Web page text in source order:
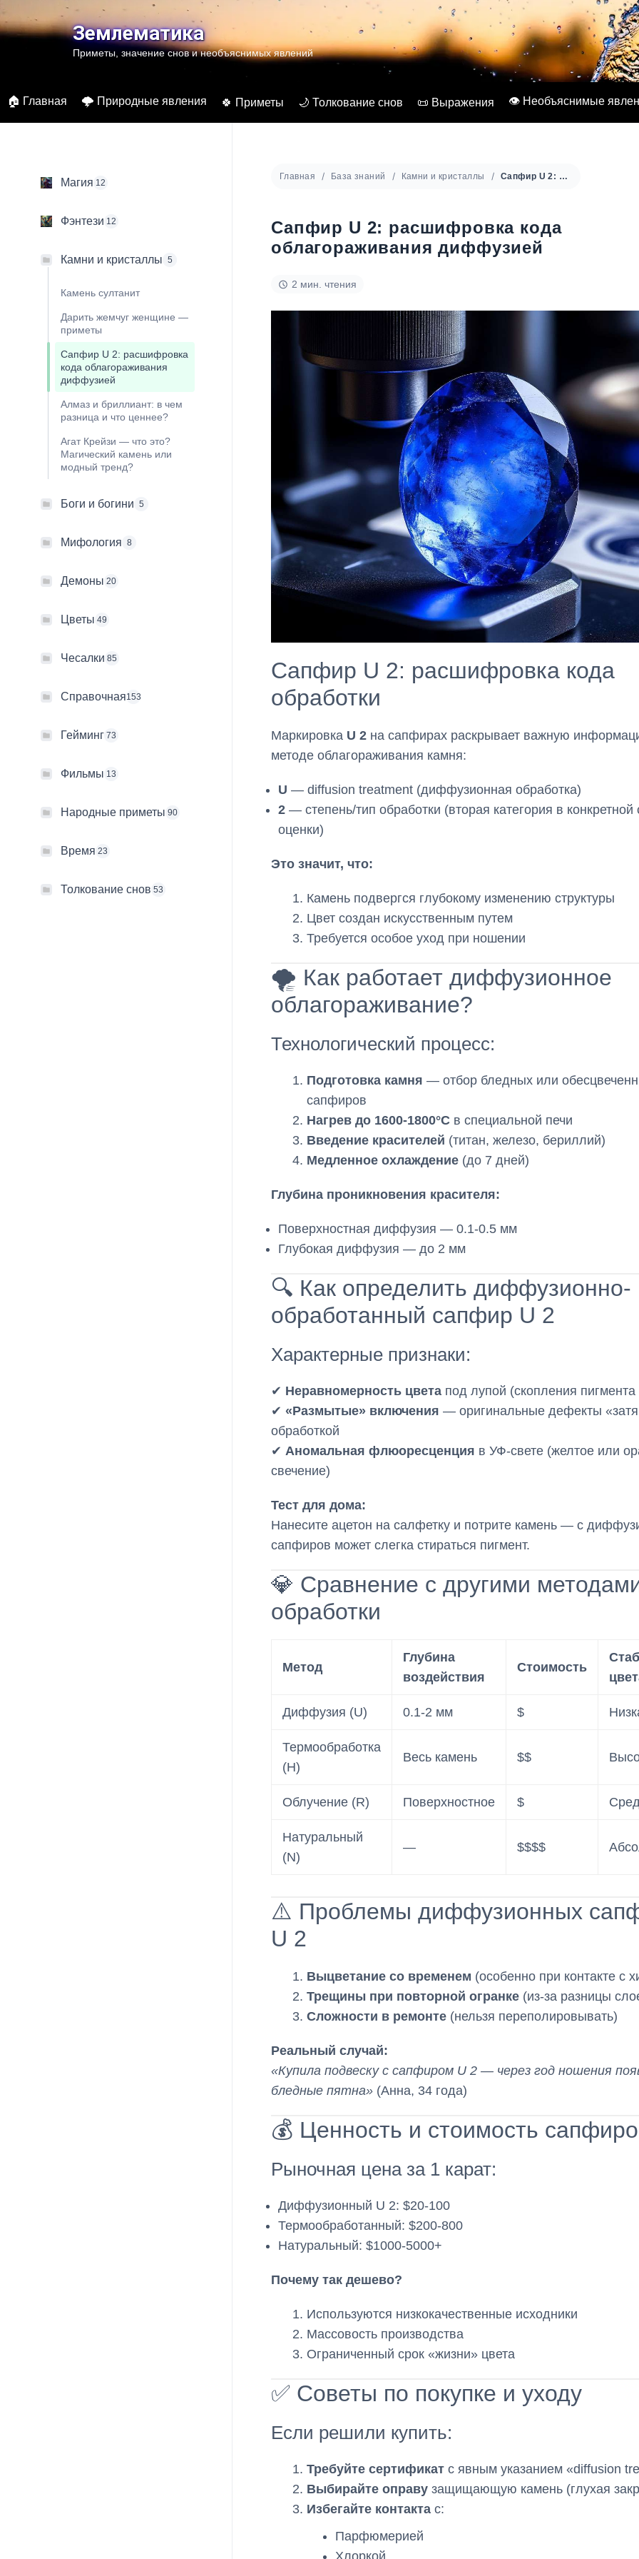
к
содержимомуЗемлематика
Приметы, значение снов и необъяснимых явлений
🏠 Главная 🌩️ Природные явления 🍀 Приметы 🌙 Толкование снов 📜 Выражения 👁️ Необъяснимые
Магия 12
Фэнтези 12
Камни и кристаллы 5
Камень султанит
Дарить жемчуг женщине —
приметы
Сапфир U 2: расшифровка
кода облагораживания
диффузией
Алмаз и бриллиант: в чем
разница и что ценнее?
Агат Крейзи — что это?
Магический камень или
модный тренд?
Боги и богини 5
Мифология 8
Демоны 20
Цветы 49
Чесалки 85
Справочная153
Гейминг 73
Фильмы 13
Народные приметы 90
Время 23
Толкование снов 53
Главная База знаний Камни и кристаллы Сапфир U 2: расшифровка кода облагораживания диффузией
Сапфир U 2: расшифровка кода
облагораживания диффузией
2 мин. чтения
Сапфир U 2: расшифровка кода
обработки
Маркировка U 2на сапфирах раскрывает важную
методе облагораживания камня:
U — diffusion treatment (диффузионная обработка)
2— степень/тип обработки (вторая категория в конкретной
оценки)
Это значит, что:
Камень подвергся глубокому изменению структуры
Цвет создан искусственным путем
Требуется особое уход при ношении
🌪️ Как работает диффузионное
облагораживание?
Технологический процесс:
Подготовка камня — отбор бледных или
сапфиров
Нагрев до 1600-1800°Cв специальной печи
Введение красителей (титан, железо, бериллий)
Медленное охлаждение(до 7 дней)
Глубина проникновения красителя:
Поверхностная диффузия — 0.1-0.5 мм
Глубокая диффузия — до 2 мм
🔍 Как определить диффузионно-
обработанный сапфир U 2
Характерные признаки:
✔ Неравномерность цветапод лупой (скопления пигмента
✔ «Размытые» включения — оригинальные дефекты
обработкой
✔ Аномальная флюоресценция в УФ-свете (желтое или
свечение)
Тест для дома:
Нанесите ацетон на салфетку и потрите камень — с
сапфиров может слегка стираться пигмент.
💎 Сравнение с другими
обработки
Метод
Глубина
воздействия
Стоимость
Диффузия (U) 0.1-2 мм $
Термообработка
(H)
Весь камень $$
Облучение (R) Поверхностное $
Натуральный
(N)
— $$$$
⚠️ Проблемы диффузионных
U 2
Выцветание со временем (особенно при контакте с
Трещины при повторной огранке(из-за разницы
Сложности в ремонте(нельзя переполировывать)
Реальный случай:
«Купила подвеску с сапфиром U 2 — через год ношения
бледные пятна»(Анна, 34 года)
💰 Ценность и стоимость
Рыночная цена за 1 карат:
Диффузионный U 2: $20-100
Термообработанный: $200-800
Натуральный: $1000-5000+
Почему так дешево?
Используются низкокачественные исходники
Массовость производства
Ограниченный срок «жизни» цвета
✅ Советы по покупке и уходу
Если решили купить:
Требуйте сертификатс явным указанием «diffusion
Выбирайте оправузащищающую камень (глухая
Избегайте контактас:
Парфюмерией